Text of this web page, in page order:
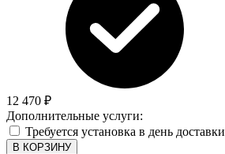
12 470 ₽
Дополнительные услуги:
Требуется установка в день доставки
В КОРЗИНУ